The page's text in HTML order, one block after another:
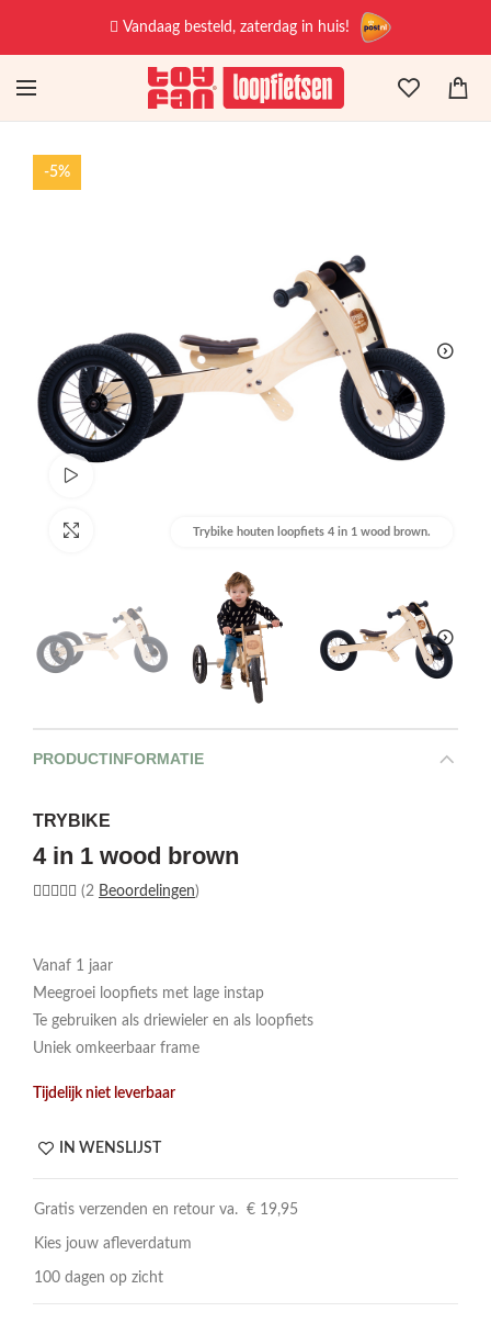
Vandaag besteld, zaterdag in huis!
-5%
Trybike houten loopfiets 4 in 1 wood brown.
Afbeelding vergroten
PRODUCTINFORMATIE
TRYBIKE
4 in 1 wood brown
(2 Beoordelingen)
Vanaf 1 jaar
Meegroei loopfiets met lage instap
Te gebruiken als driewieler en als loopfiets
Uniek omkeerbaar frame
Tijdelijk niet leverbaar
IN WENSLIJST
Gratis verzenden en retour va. € 19,95
Kies jouw afleverdatum
100 dagen op zicht